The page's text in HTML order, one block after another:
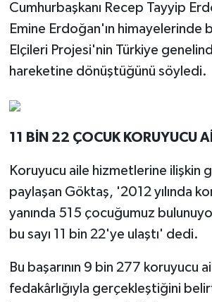
Cumhurbaşkanı Recep Tayyip
Emine Erdoğan'ın himayelerinde
Elçileri Projesi'nin Türkiye
hareketine dönüştüğünü söyledi.
11 BİN 22 ÇOCUK KORUYUCU
Koruyucu aile hizmetlerine ilişkin
paylaşan Göktaş, '2012 yılında
yanında 515 çocuğumuz
bu sayı 11 bin 22'ye ulaştı' dedi.
Bu başarının 9 bin 277 koruyucu
fedakârlığıyla gerçekleştiğini